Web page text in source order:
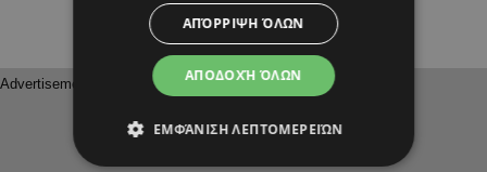
ΑΠΟΔΟΧΉ ΌΛΩΝ
ΑΠΌΡΡΙΨΗ ΌΛΩΝ
ΕΜΦΆΝΙΣΗ ΛΕΠΤΟΜΕΡΕΙΏΝ